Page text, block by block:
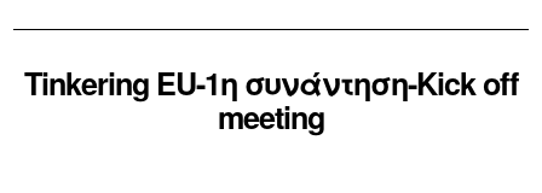
Tinkering EU-1η συνάντηση-Kick off
meeting